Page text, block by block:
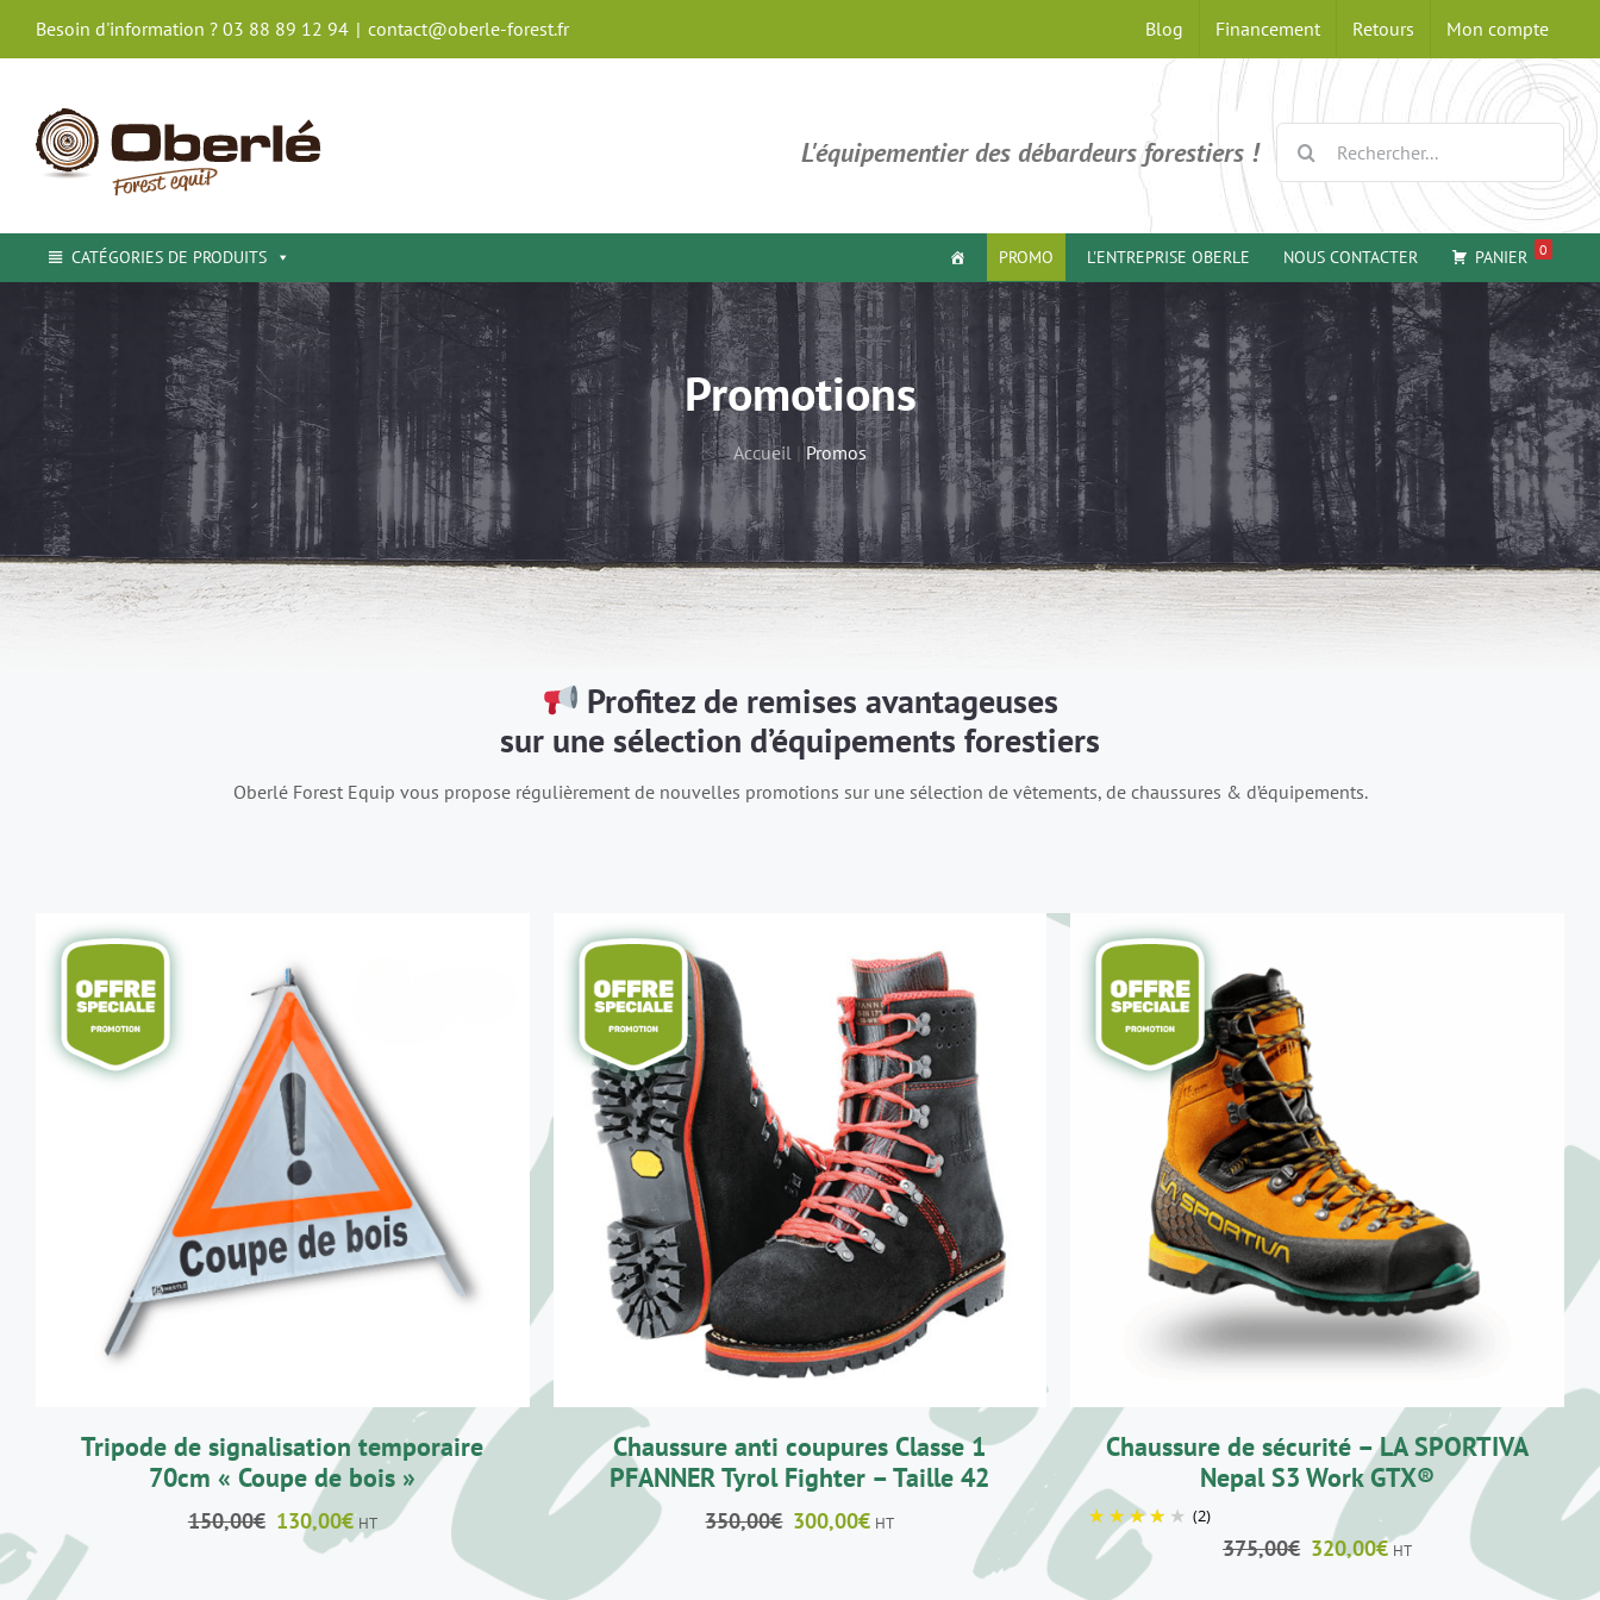
Besoin d'information ? 03 88 89 12 94 | contact@oberle-forest.fr Blog Financement Retours Mon compte
L'équipementier des débardeurs forestiers !
CATÉGORIES DE PRODUITS PANIER 0
NOUS CONTACTER
L'ENTREPRISE OBERLE
PROMO
Promotions
Accueil |Promos
Profitez de remises avantageuses
sur une sélection d’équipements forestiers
Oberlé Forest Equip vous propose régulièrement de nouvelles promotions sur une sélection de vêtements, de chaussures & d’équipements.
AJOUTER AU PANIER DÉTAILS
Tripode de signalisation temporaire
70cm « Coupe de bois »
150,00€ Le
prix
130,00€Le
prix
HT
AJOUTER AU PANIER / DÉTAILS
Chaussure anti coupures Classe 1
PFANNER Tyrol Fighter – Taille 42
350,00€ Le
300,00€LeHT
CHOIX DES OPTIONS
PRODUIT
A
PLUSIEURS
VARIATIONS.
LES
OPTIONS
PEUVENT
ÊTRE
PAGE
DU
PRODUIT
Chaussure de sécurité – LA SPORTIVA
Nepal S3 Work GTX®
(2)
375,00€ Le
320,00€LeHT